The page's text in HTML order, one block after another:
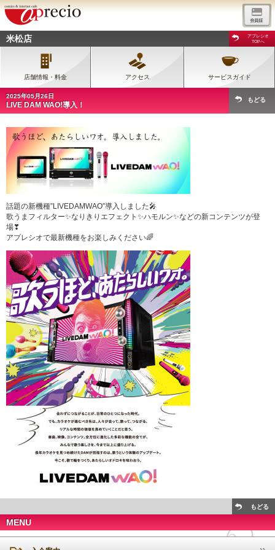
米松店
アプレシオ
TOPへ
店舗情報・料金 アクセス サービスガイド
2025年05月26日
LIVE DAM WAO!導入！
もどる
話題の新機種”LIVEDAMWAO”導入しました🎤
歌うまフィルター✨なりきりエフェクト✨ハモルン✨などの新コンテンツが登
場❣
アプレシオで最新機種をお楽しみください🌈
もどる
MENU